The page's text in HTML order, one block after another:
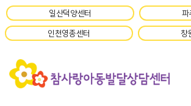
일산덕양센터 파
인천영종센터 창